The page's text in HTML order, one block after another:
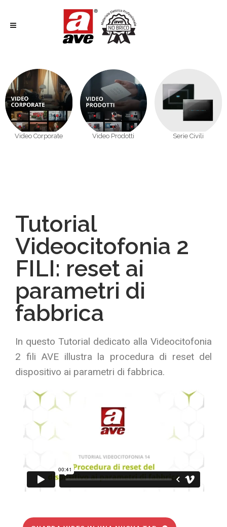
Video Corporate Video Prodotti Serie Civili
Tutorial
Videocitofonia 2
FILI: reset ai
parametri di
fabbrica
In questo Tutorial dedicato alla Videocitofonia
2 fili AVE illustra la procedura di reset del
dispositivo ai parametri di fabbrica.